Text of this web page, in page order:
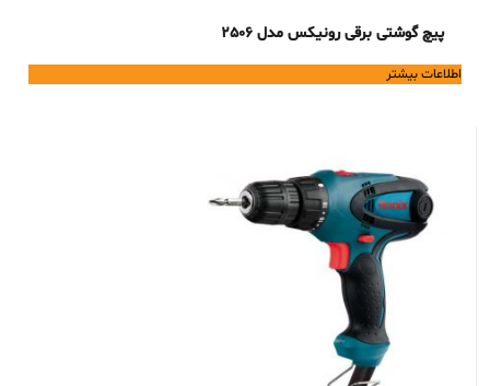
پیچ گوشتی برقی رونیکس مدل 2506
اطلاعات بیشتر